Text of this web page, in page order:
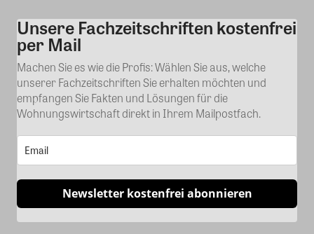
Kommentar
Unsere Fachzeitschriften kostenfrei
per Mail
Machen Sie es wie die Profis: Wählen Sie aus, welche
unserer Fachzeitschriften Sie erhalten möchten und
empfangen Sie Fakten und Lösungen für die
Wohnungswirtschaft direkt in Ihrem Mailpostfach.
Newsletter kostenfrei abonnieren